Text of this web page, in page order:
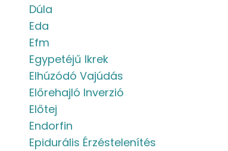
Dúla
Eda
Efm
Egypetéjű Ikrek
Elhúzódó Vajúdás
Előrehajló Inverzió
Előtej
Endorfin
Epidurális Érzéstelenítés